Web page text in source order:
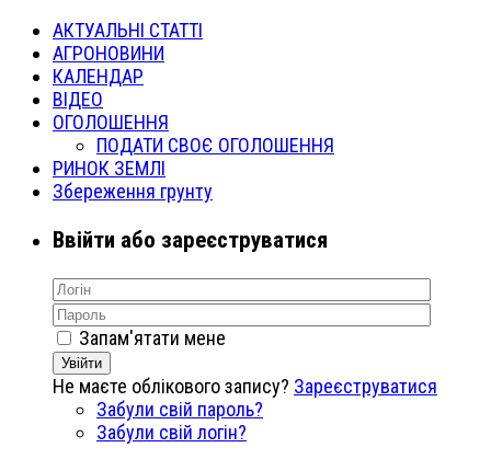
АКТУАЛЬНІ СТАТТІ
АГРОНОВИНИ
КАЛЕНДАР
ВІДЕО
ОГОЛОШЕННЯ
ПОДАТИ СВОЄ ОГОЛОШЕННЯ
РИНОК ЗЕМЛІ
Збереження грунту
Ввійти або зареєструватися
Запам'ятати мене
Увійти
Не маєте облікового запису? Зареєструватися
Забули свій пароль?
Забули свій логін?